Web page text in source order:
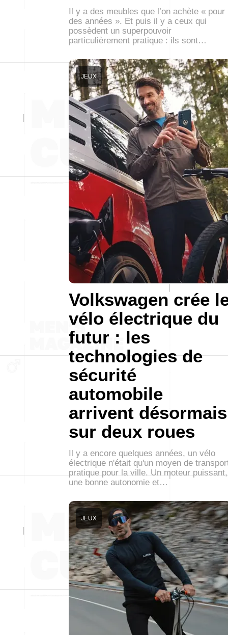
Il y a des meubles que l’on achète « pour
des années ». Et puis il y a ceux qui
possèdent un superpouvoir
particulièrement pratique : ils sont…
Volkswagen crée
vélo électrique du
futur : les
technologies de
sécurité
automobile
arrivent désormais
sur deux roues
JEUX
Il y a encore quelques années, un vélo
électrique n'était qu'un moyen de
pratique pour la ville. Un moteur puissant,
une bonne autonomie et…
JEUX